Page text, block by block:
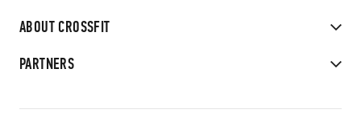
ABOUT CROSSFIT
PARTNERS